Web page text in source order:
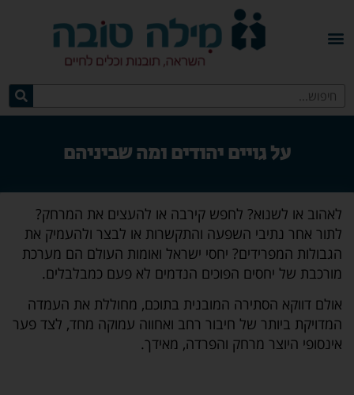
על גויים יהודים ומה שביניהם
לאהוב או לשנוא? לחפש קירבה או להעצים את המרחק?
לתור אחר נתיבי השפעה והתקשרות או לבצר ולהעמיק את
הגבולות המפרידים? יחסי ישראל ואומות העולם הם מערכת
מורכבת של יחסים הפוכים הנדמים לא פעם כמבלבלים.
אולם דווקא הסתירה המובנית בתוכם, מחוללת את העמדה
המדויקת ביותר של חיבור רחב ואחווה עמוקה מחד, לצד פער
אינסופי היוצר מרחק והפרדה, מאידך.